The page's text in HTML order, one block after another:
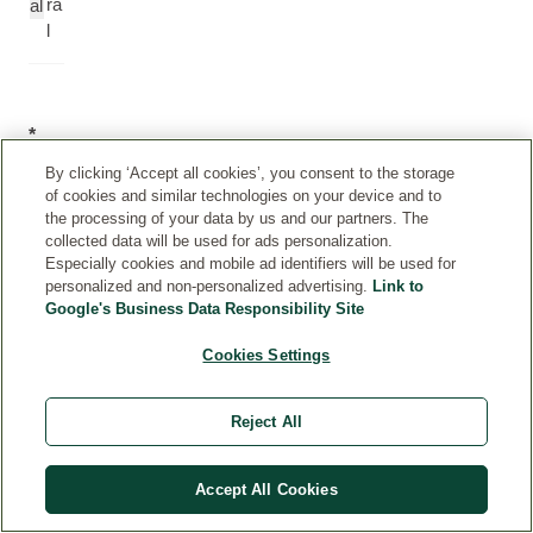
al ra
l
*
Składnik
organiczny
By clicking ‘Accept all cookies’, you consent to the storage
of cookies and similar technologies on your device and to
the processing of your data by us and our partners. The
collected data will be used for ads personalization.
Especially cookies and mobile ad identifiers will be used for
personalized and non-personalized advertising. Link to
Google's Business Data Responsibility Site
Cookies Settings
Reject All
Accept All Cookies